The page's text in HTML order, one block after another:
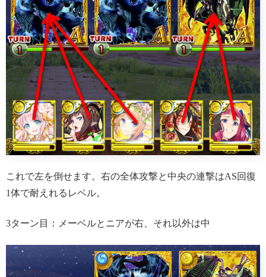
これで左を倒せます。右の全体攻撃と中央の連撃はAS回復
1体で耐えれるレベル。
3ターン目：メーベルとニアが右、それ以外は中